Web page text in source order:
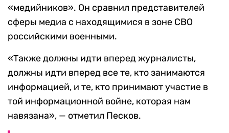
«медийников». Он сравнил представителей
сферы медиа с находящимися в зоне СВО
российскими военными.
«Также должны идти вперед журналисты,
должны идти вперед все те, кто занимаются
информацией, и те, кто принимают участие в
той информационной войне, которая нам
навязана», — отметил Песков.